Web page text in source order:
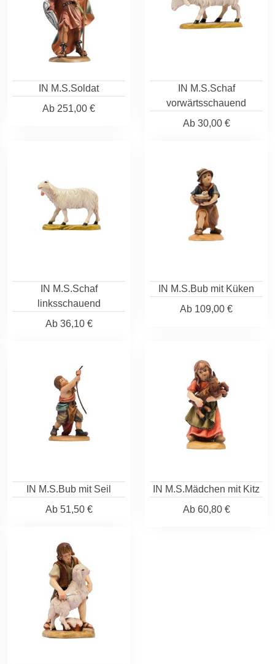
IN M.S.Soldat
Ab 251,00 €
IN M.S.Schaf
vorwärtsschauend
Ab30,00 €
IN M.S.Schaf
linksschauend
Ab36,10 €
IN M.S.Bub mit Küken
Ab 109,00 €
IN M.S.Bub mit Seil
Ab51,50 €
IN M.S.Mädchen mit Kitz
Ab60,80 €